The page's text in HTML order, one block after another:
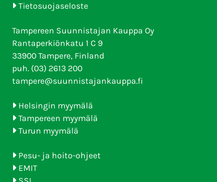
Tietosuojaseloste
Tampereen Suunnistajan Kauppa Oy
Rantaperkiönkatu 1 C 9
33900 Tampere, Finland
puh. (03) 2613 200
tampere@suunnistajankauppa.fi
Helsingin myymälä
Tampereen myymälä
Turun myymälä
Pesu- ja hoito-ohjeet
EMIT